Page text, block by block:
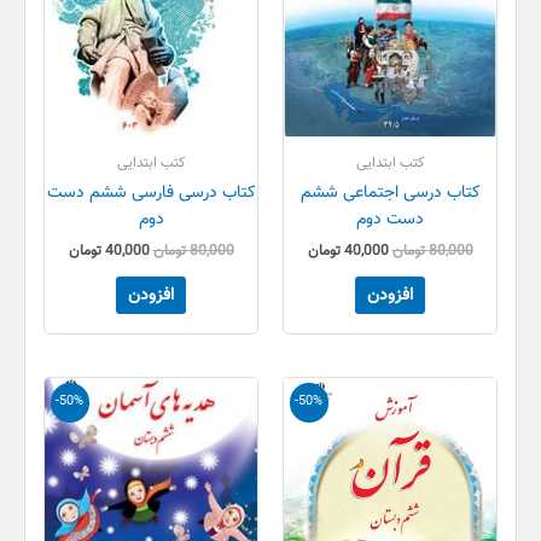
کتب ابتدایی
کتاب درسی اجتماعی ششم
دست دوم
80,000تومان40,000تومان
افزودن
کتب ابتدایی
کتاب درسی فارسی ششم دست
دوم
80,000تومان40,000تومان
افزودن
-50%
قیمت
اصلی
80,000 تومان
بود.
قیمت
فعلی
40,000 تومان
-50%
قیمت
اصلی
80,000 تومان
بود.
قیمت
فعلی
است.